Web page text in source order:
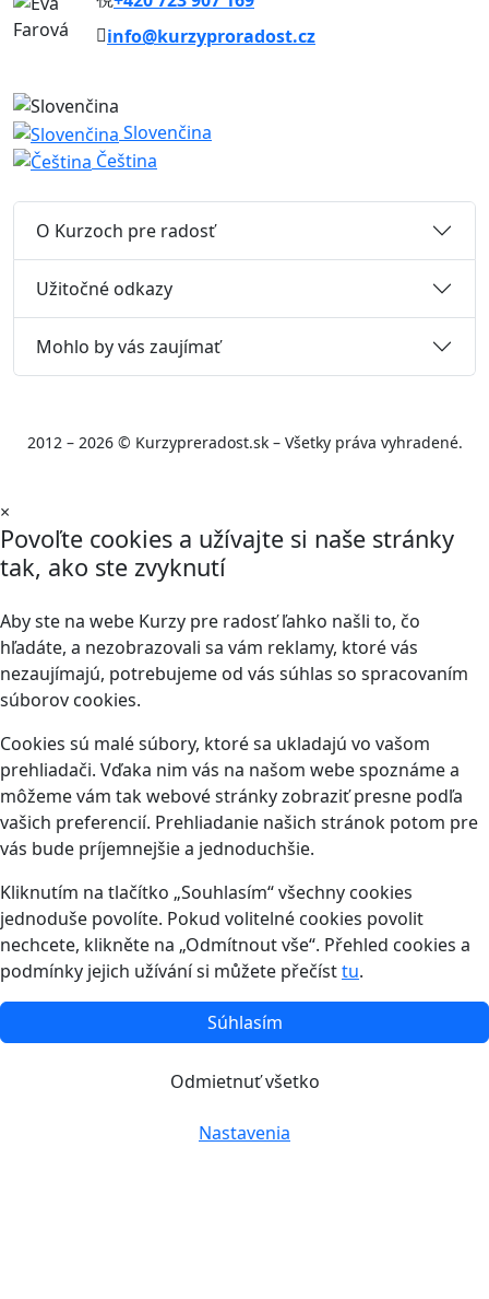
info@kurzyproradost.cz
Slovenčina
Čeština
O Kurzoch pre radosť
Užitočné odkazy
Mohlo by vás zaujímať
2012 – 2026 © Kurzypreradost.sk – Všetky práva vyhradené.
×
Povoľte cookies a užívajte si naše stránky
tak, ako ste zvyknutí
Aby ste na webe Kurzy pre radosť ľahko našli to, čo
hľadáte, a nezobrazovali sa vám reklamy, ktoré vás
nezaujímajú, potrebujeme od vás súhlas so spracovaním
súborov cookies.
Cookies sú malé súbory, ktoré sa ukladajú vo vašom
prehliadači. Vďaka nim vás na našom webe spoznáme a
môžeme vám tak webové stránky zobraziť presne podľa
vašich preferencií. Prehliadanie našich stránok potom pre
vás bude príjemnejšie a jednoduchšie.
Kliknutím na tlačítko „Souhlasím“ všechny cookies
jednoduše povolíte. Pokud volitelné cookies povolit
nechcete, klikněte na „Odmítnout vše“. Přehled cookies a
podmínky jejich užívání si můžete přečísttu.
Súhlasím
Odmietnuť všetko
Nastavenia